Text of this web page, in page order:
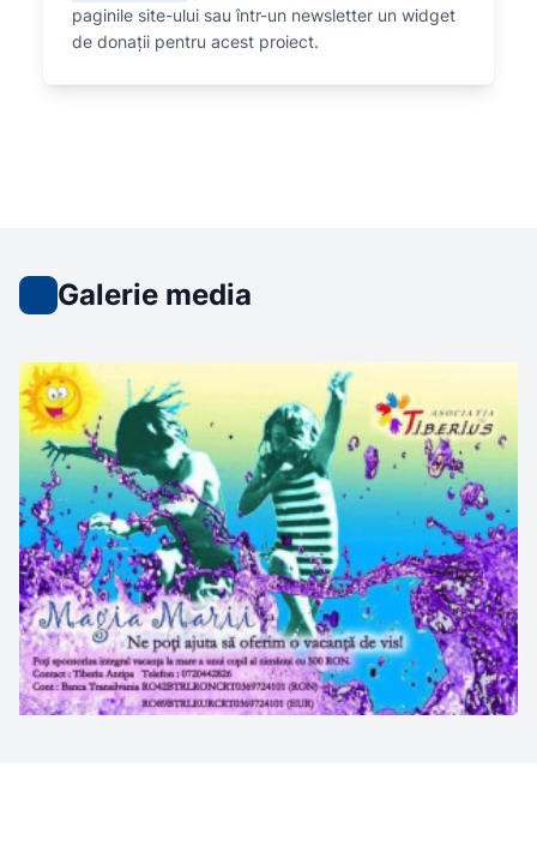
paginile site-ului sau într-un newsletter un widget
de donații pentru acest proiect.
Galerie media